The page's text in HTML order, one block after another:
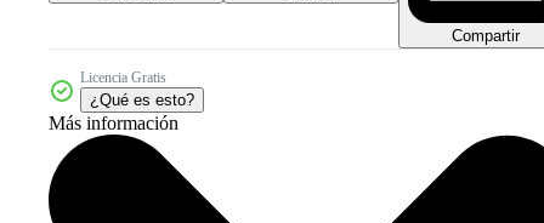
Compartir
Licencia Gratis
¿Qué es esto?
Más información